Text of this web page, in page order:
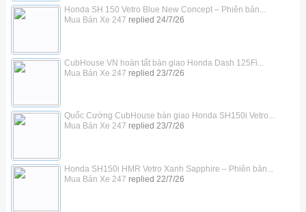
Honda SH 150 Vetro Blue New Concept – Phiên bản...
Mua Bán Xe 247 replied 24/7/26
CubHouse VN hoàn tất bàn giao Honda Dash 125Fi...
Mua Bán Xe 247 replied 23/7/26
Quốc Cường CubHouse bàn giao Honda SH150i Vetro...
Mua Bán Xe 247 replied 23/7/26
Honda SH150i HMR Vetro Xanh Sapphire – Phiên bản...
Mua Bán Xe 247 replied 22/7/26